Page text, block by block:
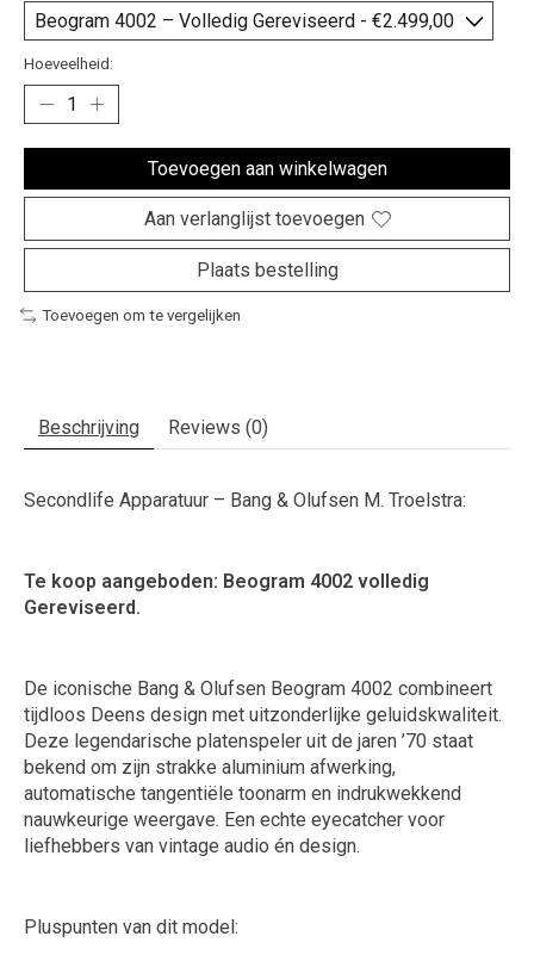
Hoeveelheid:
Toevoegen aan winkelwagen
Aan verlanglijst toevoegen
Plaats bestelling
Toevoegen om te vergelijken
Beschrijving Reviews (0)
Secondlife Apparatuur – Bang & Olufsen M. Troelstra:
Te koop aangeboden: Beogram 4002 volledig
Gereviseerd.
De iconische Bang & Olufsen Beogram 4002 combineert
tijdloos Deens design met uitzonderlijke geluidskwaliteit.
Deze legendarische platenspeler uit de jaren ’70 staat
bekend om zijn strakke aluminium afwerking,
automatische tangentiële toonarm en indrukwekkend
nauwkeurige weergave. Een echte eyecatcher voor
liefhebbers van vintage audio én design.
Pluspunten van dit model: